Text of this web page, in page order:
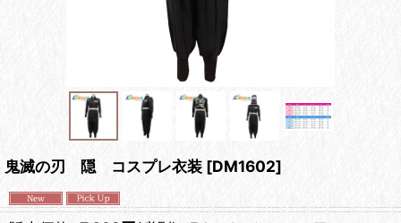
鬼滅の刃 隠 コスプレ衣装 [DM1602]